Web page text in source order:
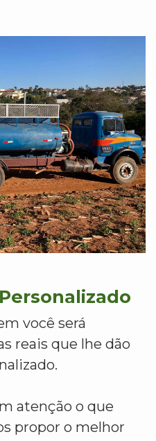
você será
reais que lhe dão
atenção o que
propor o melhor